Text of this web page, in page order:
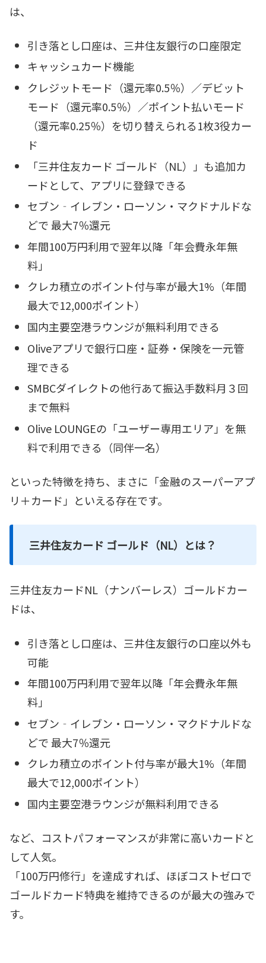
は、
引き落とし口座は、三井住友銀行の口座限定
キャッシュカード機能
クレジットモード（還元率0.5％）／デビット
モード（還元率0.5％）／ポイント払いモード
（還元率0.25％）を切り替えられる1枚3役カー
ド
「三井住友カード ゴールド（NL）」も追加カ
ードとして、アプリに登録できる
セブン‐イレブン・ローソン・マクドナルドな
どで 最大7％還元
年間100万円利用で翌年以降「年会費永年無
料」
クレカ積立のポイント付与率が最大1%（年間
最大で12,000ポイント）
国内主要空港ラウンジが無料利用できる
Oliveアプリで銀行口座・証券・保険を一元管
理できる
SMBCダイレクトの他行あて振込手数料月３回
まで無料
Olive LOUNGEの「ユーザー専用エリア」を無
料で利用できる（同伴一名）
といった特徴を持ち、まさに「金融のスーパーアプ
リ＋カード」といえる存在です。
三井住友カード ゴールド（NL）とは？
三井住友カードNL（ナンバーレス）ゴールドカー
ドは、
引き落とし口座は、三井住友銀行の口座以外も
可能
年間100万円利用で翌年以降「年会費永年無
料」
セブン‐イレブン・ローソン・マクドナルドな
どで 最大7％還元
クレカ積立のポイント付与率が最大1%（年間
最大で12,000ポイント）
国内主要空港ラウンジが無料利用できる
など、コストパフォーマンスが非常に高いカードと
して人気。
「100万円修行」を達成すれば、ほぼコストゼロで
ゴールドカード特典を維持できるのが最大の強みで
す。